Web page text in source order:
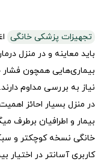
تجهیزات پزشکی خانگی
باید معاینه و در منزل
بیماری‌هایی همچون
نیاز به بررسی مداوم
در منزل بسیار احائز
بیمار و اطرافیان برطرف
خانگی نسخه کوچکتر و
کاربری آسانتر در اختیار